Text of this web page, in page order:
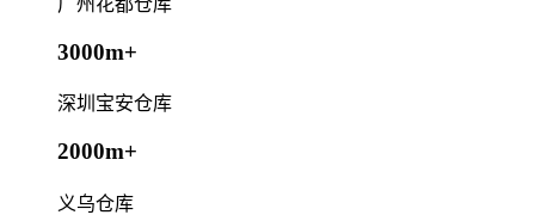
3000m+
深圳宝安仓库
2000m+
义乌仓库